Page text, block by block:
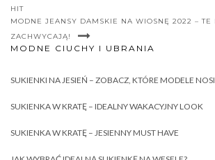
HIT
MODNE JEANSY DAMSKIE NA WIOSNĘ 2022 – TE
ZACHWYCAJĄ!
MODNE CIUCHY I UBRANIA
SUKIENKI NA JESIEŃ – ZOBACZ, KTÓRE MODELE
SUKIENKA W KRATĘ – IDEALNY WAKACYJNY LOOK
SUKIENKA W KRATĘ – JESIENNY MUST HAVE